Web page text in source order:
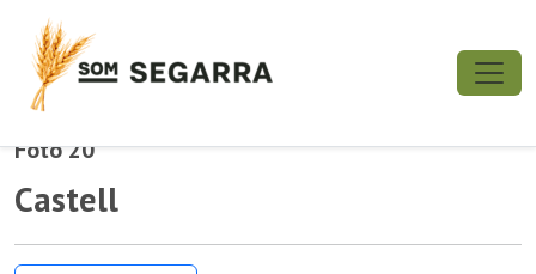
Foto 20
Castell